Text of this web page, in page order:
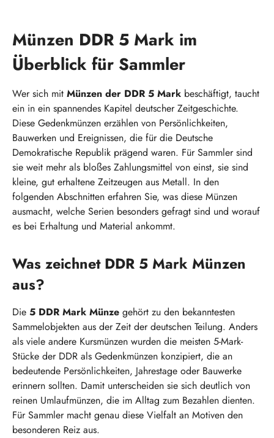
Münzen DDR 5 Mark im
Überblick für Sammler
Wer sich mit Münzen der DDR 5 Mark beschäftigt, taucht
ein in ein spannendes Kapitel deutscher Zeitgeschichte.
Diese Gedenkmünzen erzählen von Persönlichkeiten,
Bauwerken und Ereignissen, die für die Deutsche
Demokratische Republik prägend waren. Für Sammler sind
sie weit mehr als bloßes Zahlungsmittel von einst, sie sind
kleine, gut erhaltene Zeitzeugen aus Metall. In den
folgenden Abschnitten erfahren Sie, was diese Münzen
ausmacht, welche Serien besonders gefragt sind und worauf
es bei Erhaltung und Material ankommt.
Was zeichnet DDR 5 Mark Münzen
aus?
Die 5 DDR Mark Münze gehört zu den bekanntesten
Sammelobjekten aus der Zeit der deutschen Teilung. Anders
als viele andere Kursmünzen wurden die meisten 5-Mark-
Stücke der DDR als Gedenkmünzen konzipiert, die an
bedeutende Persönlichkeiten, Jahrestage oder Bauwerke
erinnern sollten. Damit unterscheiden sie sich deutlich von
reinen Umlaufmünzen, die im Alltag zum Bezahlen dienten.
Für Sammler macht genau diese Vielfalt an Motiven den
besonderen Reiz aus.